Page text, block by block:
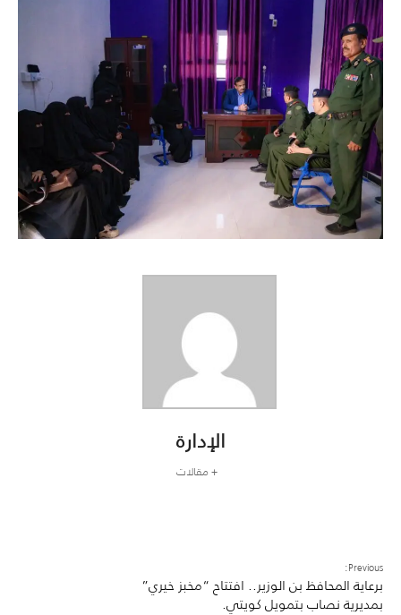
الإدارة
+ مقالات
Previous:
برعاية المحافظ بن الوزير.. افتتاح “مخبز خيري”
بمديرية نصاب بتمويل كويتي.